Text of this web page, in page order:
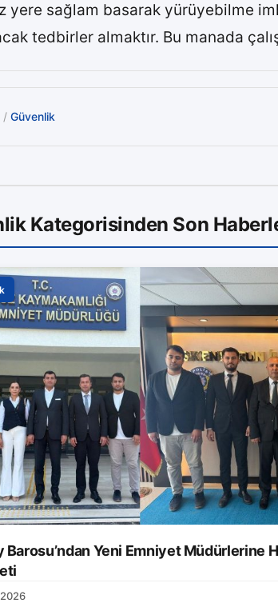
yere sağlam basarak yürüyebilme
tedbirler almaktır. Bu manada
/ Güvenlik
Kategorisinden Son
Barosu’ndan Yeni Emniyet Müdürlerine